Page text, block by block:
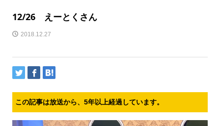
12/26 えーとくさん
2018.12.27
この記事は放送から、5年以上経過しています。